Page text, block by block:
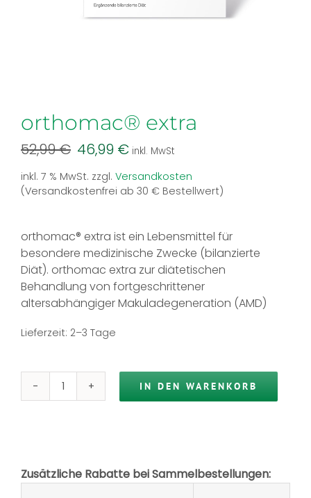
orthomac® extra
52,99€ Ursprünglicher
war:
52,99 €
46,99 €Aktueller
ist:
46,99 €.
inkl. MwSt
inkl. 7 % MwSt. zzgl. Versandkosten
(Versandkostenfrei ab 30 € Bestellwert)
orthomac® extra ist ein Lebensmittel für
besondere medizinische Zwecke (bilanzierte
Diät). orthomac extra zur diätetischen
Behandlung von fortgeschrittener
altersabhängiger Makuladegeneration (AMD)
Lieferzeit: 2–3 Tage
orthomac®
IN DEN WARENKORB
Zusätzliche Rabatte bei Sammelbestellungen: